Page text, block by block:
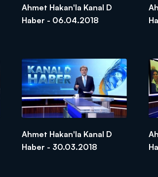
Ahmet Hakan'la Kanal D
Haber - 06.04.2018
Ahmet Hakan'la Kanal D
Haber - 30.03.2018